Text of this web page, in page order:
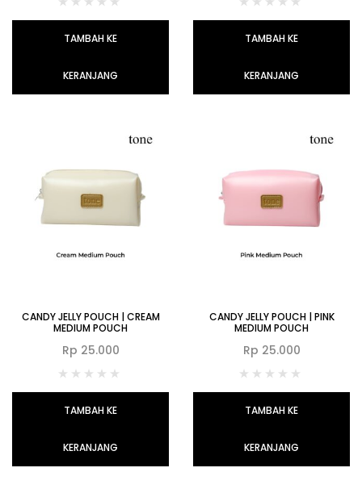
TAMBAH KE
KERANJANG
TAMBAH KE
KERANJANG
CANDY JELLY POUCH | CREAM
MEDIUM POUCH
Rp 25.000
TAMBAH KE
KERANJANG
CANDY JELLY POUCH | PINK
MEDIUM POUCH
Rp 25.000
TAMBAH KE
KERANJANG